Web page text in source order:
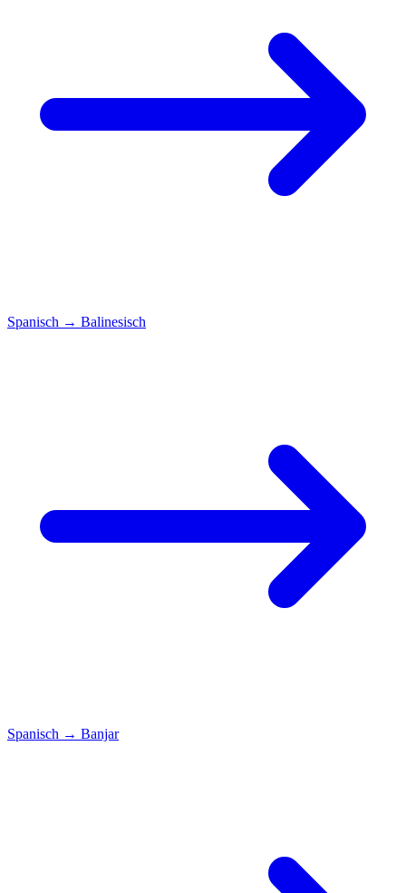
Spanisch → Balinesisch
Spanisch → Banjar